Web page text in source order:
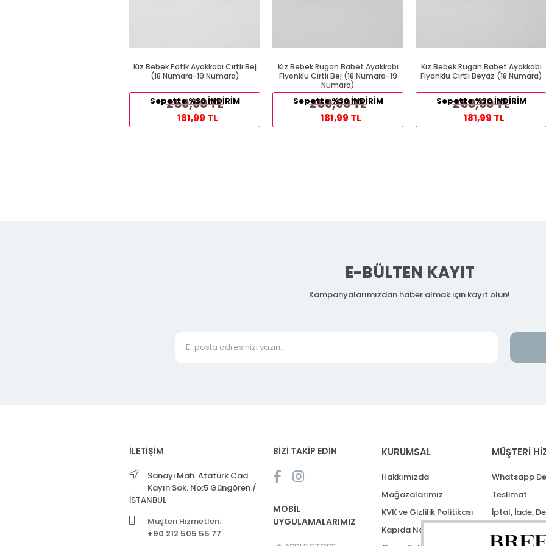
Kız Bebek Patik Ayakkabı Cırtlı Bej
(18 Numara-19 Numara)
259,99 TL
Sepette %30 İNDİRİM
181,99 TL
Kız Bebek Rugan Babet Ayakkabı
Fiyonklu Cırtlı Bej (18 Numara-19
Numara)
259,99 TL
Sepette %30 İNDİRİM
181,99 TL
Kız Bebek Rugan Babet Ayakkabı
Fiyonklu Cırtlı Beyaz (18 Numara)
259,99 TL
Sepette %30 İNDİRİM
181,99 TL
E-BÜLTEN KAYIT
Kampanyalarımızdan haber almak için kayıt olun!
İLETİŞİM
Sanayi Mah. Atatürk Cad.
Kayın Sok. No:5 Güngören /
İSTANBUL
Müşteri Hizmetleri:
+90 212 505 55 77
BİZİ TAKİP EDİN
MOBİL
UYGULAMALARIMIZ
KURUMSAL
Hakkımızda
Mağazalarımız
KVK ve Gizlilik Politikası
Kapıda Nakit Ödeme
MÜŞTERİ
Whatsapp
Teslimat
İptal, İade,